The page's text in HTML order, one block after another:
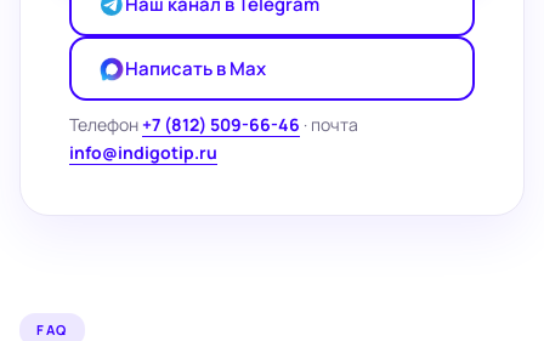
Написать в Max
Телефон+7 (812) 509-66-46 · почта
info@indigotip.ru
FAQ